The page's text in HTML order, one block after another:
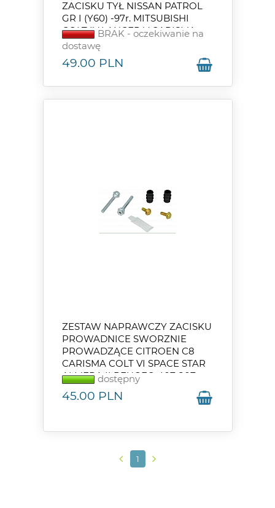
ZACISKU TYŁ NISSAN PATROL
GR I (Y60) -97r. MITSUBISHI
COLT IV LANCER V CARISMA
BRAK - oczekiwanie na
dostawę
49.00 PLN
ZESTAW NAPRAWCZY ZACISKU
PROWADNICE SWORZNIE
PROWADZĄCE CITROEN C8
CARISMA COLT VI SPACE STAR
ALMERA II PEUGEO 407 807
dostępny
45.00 PLN
1